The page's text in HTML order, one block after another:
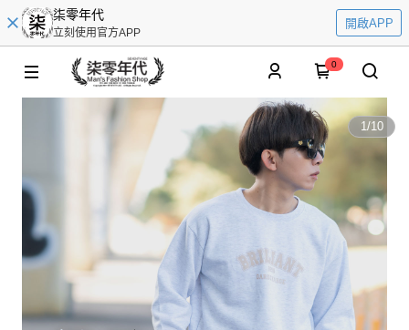
柒零年代
立刻使用官方APP
開啟APP
0
1/10